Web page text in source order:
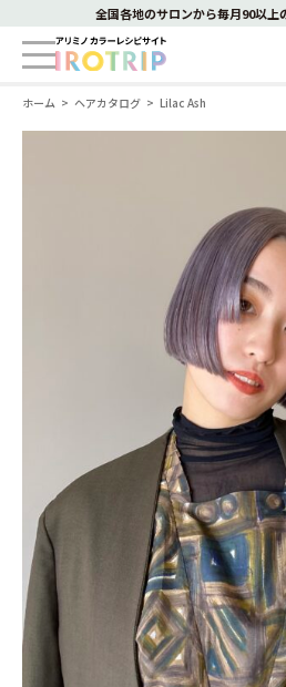
全国各地のサロンから毎月90以上
ホーム ヘアカタログ Lilac Ash